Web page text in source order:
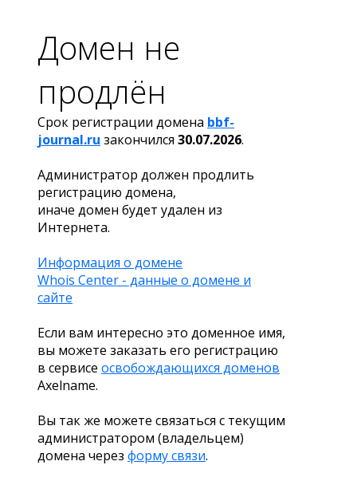
Домен не
продлён
Срок регистрации домена bbf-
journal.ru закончился 30.07.2026.
Администратор должен продлить
регистрацию домена,
иначе домен будет удален из
Интернета.
Информация о домене
Whois Center - данные о домене и
сайте
Если вам интересно это доменное имя,
вы можете заказать его регистрацию
в сервисе освобождающихся доменов
Axelname.
Вы так же можете связаться с текущим
администратором (владельцем)
домена через форму связи.